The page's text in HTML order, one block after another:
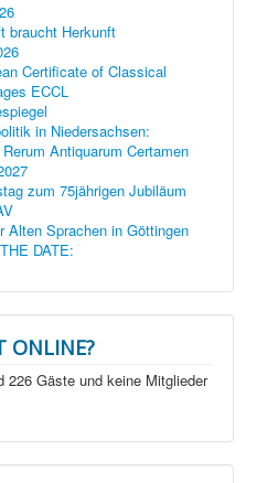
braucht Herkunft
Certificate of Classical
ECCL
in Niedersachsen:
Antiquarum Certamen
zum 75jährigen Jubiläum
Alten Sprachen in Göttingen
DATE:
ONLINE?
226 Gäste und keine Mitglieder